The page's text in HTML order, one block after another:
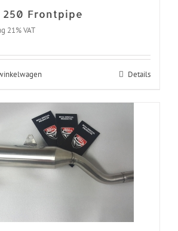
250 Frontpipe
21% VAT
Details